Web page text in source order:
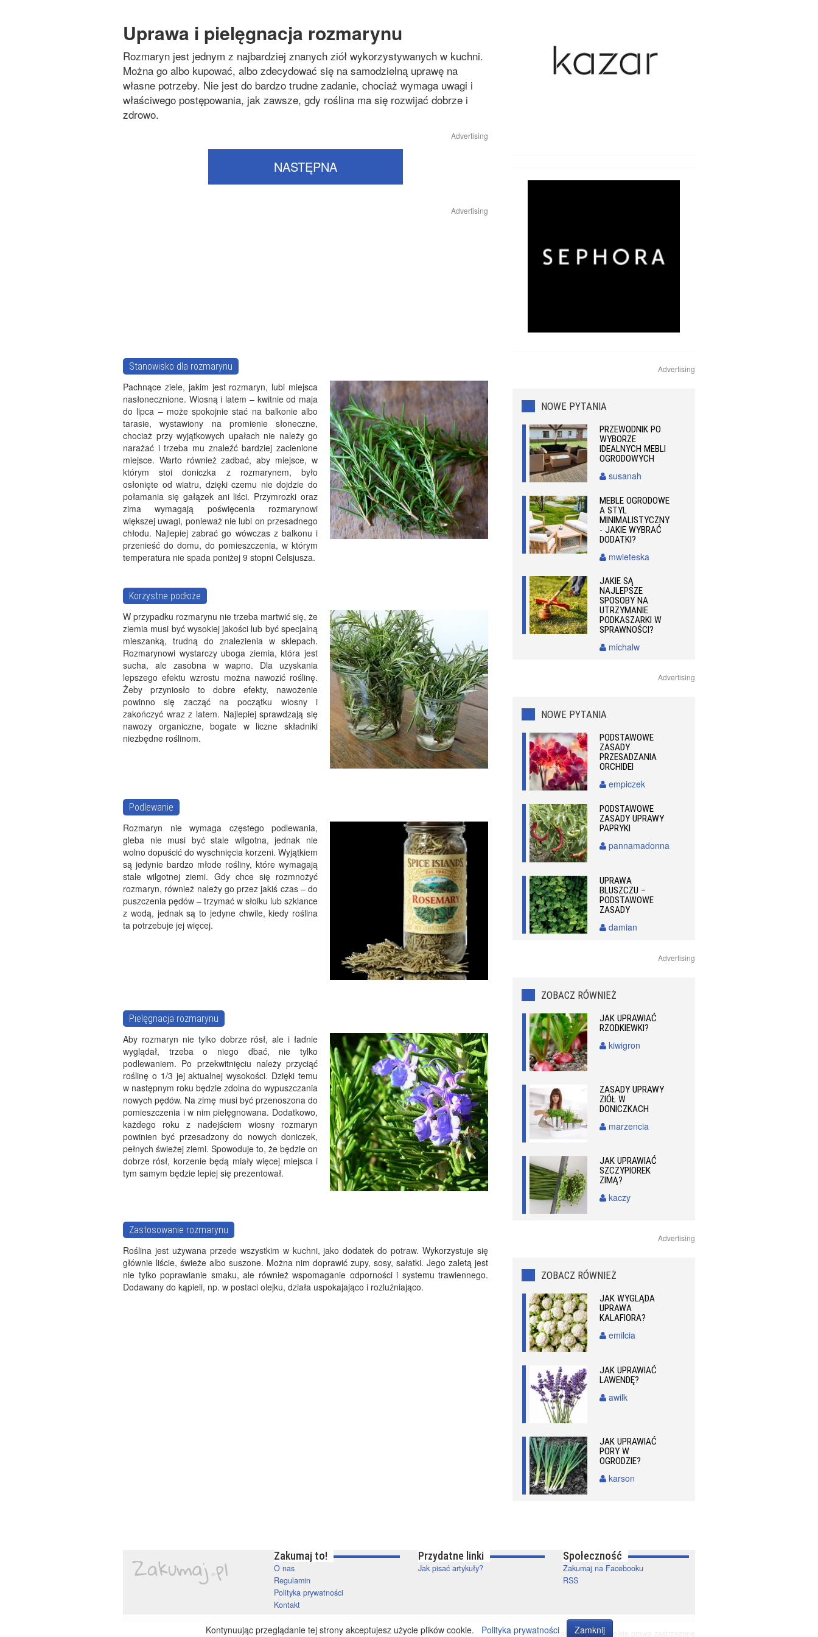
Uprawa i pielęgnacja rozmarynu
Rozmaryn jest jednym z najbardziej znanych ziół wykorzystywanych w kuchni.
Można go albo kupować, albo zdecydować się na samodzielną uprawę na
własne potrzeby. Nie jest do bardzo trudne zadanie, chociaż wymaga uwagi i
właściwego postępowania, jak zawsze, gdy roślina ma się rozwijać dobrze i
zdrowo.
Advertising
NASTĘPNA
Advertising
Stanowisko dla rozmarynu
Pachnące ziele, jakim jest rozmaryn, lubi miejsca
nasłonecznione. Wiosną i latem – kwitnie od maja
do lipca – może spokojnie stać na balkonie albo
tarasie, wystawiony na promienie słoneczne,
chociaż przy wyjątkowych upałach nie należy go
narażać i trzeba mu znaleźć bardziej zacienione
miejsce. Warto również zadbać, aby miejsce, w
którym stoi doniczka z rozmarynem, było
osłonięte od wiatru, dzięki czemu nie dojdzie do
połamania się gałązek ani liści. Przymrozki oraz
zima wymagają poświęcenia rozmarynowi
większej uwagi, ponieważ nie lubi on przesadnego
chłodu. Najlepiej zabrać go wówczas z balkonu i
przenieść do domu, do pomieszczenia, w którym
temperatura nie spada poniżej 9 stopni Celsjusza.
Korzystne podłoże
W przypadku rozmarynu nie trzeba martwić się, że
ziemia musi być wysokiej jakości lub być specjalną
mieszanką, trudną do znalezienia w sklepach.
Rozmarynowi wystarczy uboga ziemia, która jest
sucha, ale zasobna w wapno. Dla uzyskania
lepszego efektu wzrostu można nawozić roślinę.
Żeby przyniosło to dobre efekty, nawożenie
powinno się zacząć na początku wiosny i
zakończyć wraz z latem. Najlepiej sprawdzają się
nawozy organiczne, bogate w liczne składniki
niezbędne roślinom.
Podlewanie
Rozmaryn nie wymaga częstego podlewania,
gleba nie musi być stale wilgotna, jednak nie
wolno dopuścić do wyschnięcia korzeni. Wyjątkiem
są jedynie bardzo młode rośliny, które wymagają
stale wilgotnej ziemi. Gdy chce się rozmnożyć
rozmaryn, również należy go przez jakiś czas – do
puszczenia pędów – trzymać w słoiku lub szklance
z wodą, jednak są to jedyne chwile, kiedy roślina
ta potrzebuje jej więcej.
Pielęgnacja rozmarynu
Aby rozmaryn nie tylko dobrze rósł, ale i ładnie
wyglądał, trzeba o niego dbać, nie tylko
podlewaniem. Po przekwitnięciu należy przyciąć
roślinę o 1/3 jej aktualnej wysokości. Dzięki temu
w następnym roku będzie zdolna do wypuszczania
nowych pędów. Na zimę musi być przenoszona do
pomieszczenia i w nim pielęgnowana. Dodatkowo,
każdego roku z nadejściem wiosny rozmaryn
powinien być przesadzony do nowych doniczek,
pełnych świeżej ziemi. Spowoduje to, że będzie on
dobrze rósł, korzenie będą miały więcej miejsca i
tym samym będzie lepiej się prezentował.
Zastosowanie rozmarynu
Roślina jest używana przede wszystkim w kuchni, jako dodatek do potraw. Wykorzystuje się
głównie liście, świeże albo suszone. Można nim doprawić zupy, sosy, sałatki. Jego zaletą jest
nie tylko poprawianie smaku, ale również wspomaganie odporności i systemu trawiennego.
Dodawany do kąpieli, np. w postaci olejku, działa uspokajająco i rozluźniająco.
Advertising
NOWE PYTANIA
PRZEWODNIK PO
WYBORZE
IDEALNYCH MEBLI
OGRODOWYCH
susanah
MEBLE OGRODOWE
A STYL
MINIMALISTYCZNY
- JAKIE WYBRAĆ
DODATKI?
mwieteska
JAKIE SĄ
NAJLEPSZE
SPOSOBY NA
UTRZYMANIE
PODKASZARKI W
SPRAWNOŚCI?
michalw
Advertising
NOWE PYTANIA
PODSTAWOWE
ZASADY
PRZESADZANIA
ORCHIDEI
empiczek
PODSTAWOWE
ZASADY UPRAWY
PAPRYKI
pannamadonna
UPRAWA
BLUSZCZU –
PODSTAWOWE
ZASADY
damian
Advertising
ZOBACZ RÓWNIEŻ
JAK UPRAWIAĆ
RZODKIEWKI?
kiwigron
ZASADY UPRAWY
ZIÓŁ W
DONICZKACH
marzencia
JAK UPRAWIAĆ
SZCZYPIOREK
ZIMĄ?
kaczy
Advertising
ZOBACZ RÓWNIEŻ
JAK WYGLĄDA
UPRAWA
KALAFIORA?
emilcia
JAK UPRAWIAĆ
LAWENDĘ?
awilk
JAK UPRAWIAĆ
PORY W
OGRODZIE?
karson
Zakumaj to!
O nas
Regulamin
Polityka prywatności
Kontakt
Przydatne linki
Jak pisać artykuły?
Społeczność
Zakumaj na Facebooku
RSS
© 2014-2020 zakumaj.pl. Wszelkie prawa zastrzeżone
Kontynuując przeglądanie tej strony akceptujesz użycie plików cookie. Polityka prywatności Zamknij